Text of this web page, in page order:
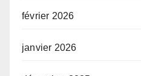
février 2026
janvier 2026